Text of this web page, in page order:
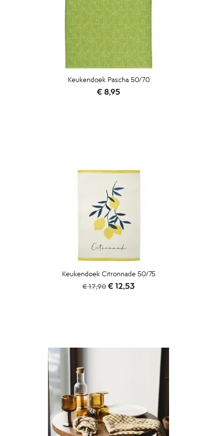
Keukendoek Pascha 50/70
Prijs
€ 8,95
Keukendoek Citronnade 50/75
Normale
€ 17,90 Prijs
€ 12,53